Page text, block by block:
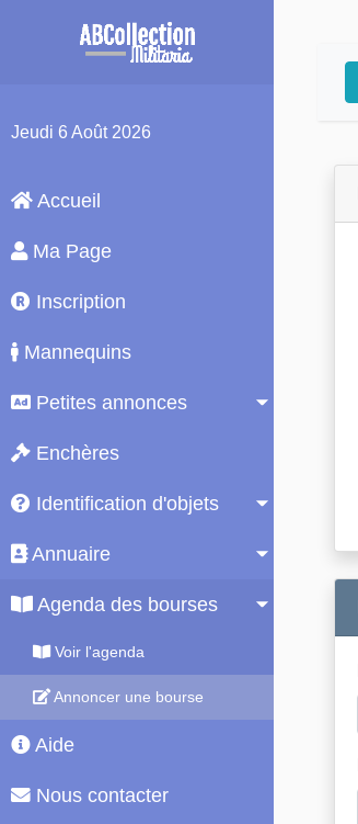
Jeudi 6 Août 2026
Accueil
Ma Page
Inscription
Mannequins
Petites annonces
Enchères
Identification d'objets
Annuaire
Agenda des bourses
Voir l'agenda
Annoncer une bourse
Aide
Nous contacter